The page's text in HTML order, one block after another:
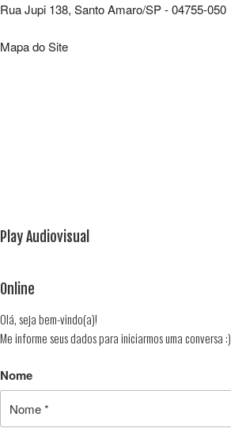
Rua Jupi 138, Santo Amaro/SP - 04755-050
Mapa do Site
Play Audiovisual
Online
Olá, seja bem-vindo(a)!
Me informe seus dados para iniciarmos uma conversa :)
Nome